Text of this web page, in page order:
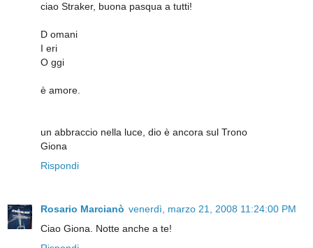
ciao Straker, buona pasqua a tutti!
D omani
I eri
O ggi
è amore.
un abbraccio nella luce, dio è ancora sul Trono
Giona
Rispondi
Rosario Marcianò venerdì, marzo 21, 2008 11:24:00 PM
Ciao Giona. Notte anche a te!